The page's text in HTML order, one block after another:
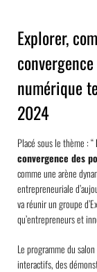
Explorer,
numérique
2024
Placé sous le thème : “
convergence des
comme une arène
entrepreneuriale
va réunir un groupe
qu’entrepreneurs et
Le programme du
interactifs, des